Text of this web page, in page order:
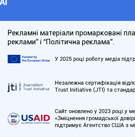
Рекламні матеріали промарковані
реклами” і “Політична реклама”.
У 2025 році роботу медіа
Незалежна сертифікація
Trust Initiative (JTI) та
Сайт оновлено у 2023 році у
«Зміцнення громадської
підтримує Агентство США з